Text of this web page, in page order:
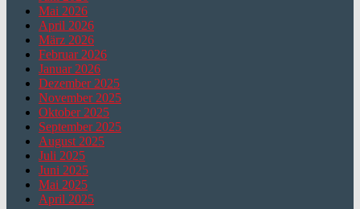
Mai 2026
April 2026
März 2026
Februar 2026
Januar 2026
Dezember 2025
November 2025
Oktober 2025
September 2025
August 2025
Juli 2025
Juni 2025
Mai 2025
April 2025